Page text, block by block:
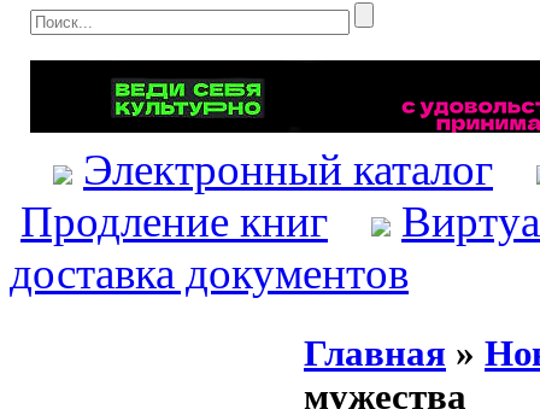
Электронный каталог
Продление книг
доставка документов
Главная »
мужества